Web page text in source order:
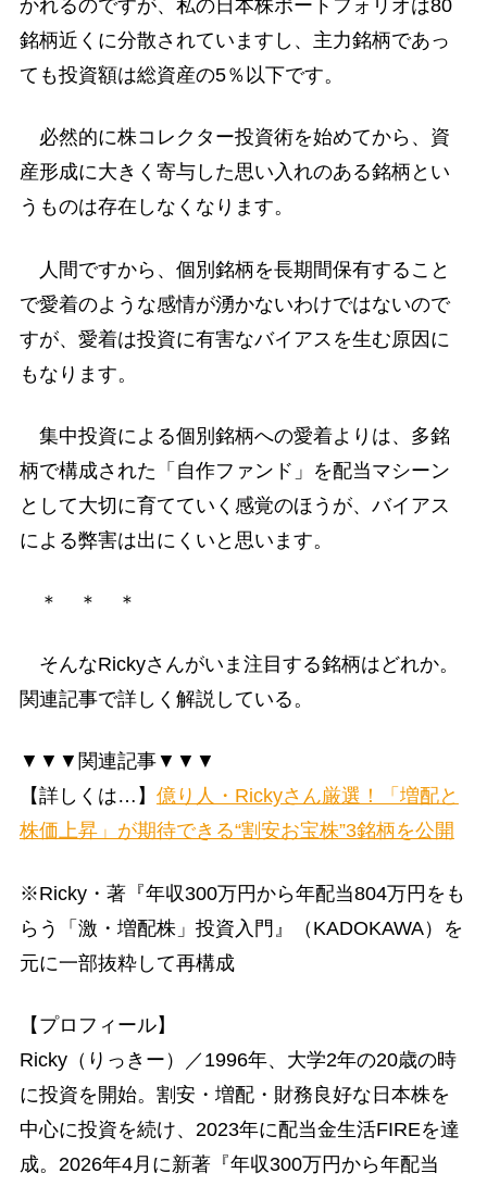
かれるのですが、私の日本株ポートフォリオは80
銘柄近くに分散されていますし、主力銘柄であっ
ても投資額は総資産の5％以下です。
必然的に株コレクター投資術を始めてから、資
産形成に大きく寄与した思い入れのある銘柄とい
うものは存在しなくなります。
人間ですから、個別銘柄を長期間保有すること
で愛着のような感情が湧かないわけではないので
すが、愛着は投資に有害なバイアスを生む原因に
もなります。
集中投資による個別銘柄への愛着よりは、多銘
柄で構成された「自作ファンド」を配当マシーン
として大切に育てていく感覚のほうが、バイアス
による弊害は出にくいと思います。
＊ ＊ ＊
そんなRickyさんがいま注目する銘柄はどれか。
関連記事で詳しく解説している。
▼▼▼関連記事▼▼▼
【詳しくは…】 億り人・Rickyさん厳選！「増配と
株価上昇」が期待できる“割安お宝株”3銘柄を公開
※Ricky・著『年収300万円から年配当804万円をも
らう「激・増配株」投資入門』（KADOKAWA）を
元に一部抜粋して再構成
【プロフィール】
Ricky（りっきー）／1996年、大学2年の20歳の時
に投資を開始。割安・増配・財務良好な日本株を
中心に投資を続け、2023年に配当金生活FIREを達
成。2026年4月に新著『年収300万円から年配当